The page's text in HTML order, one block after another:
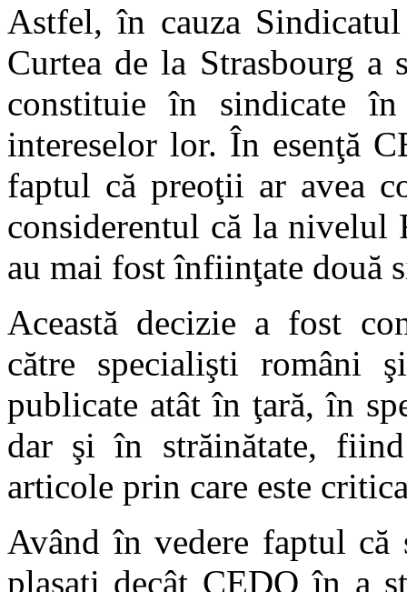
Astfel, în cauza
Curtea de la Strasbourg a
constituie în sindicate
intereselor lor. În esenţă
faptul că preoţii ar avea
considerentul că la nivelul
au mai fost înfiinţate două
Această decizie a fost
către specialişti români
publicate atât în ţară, în
dar şi în străinătate,
articole prin care este
Având în vedere faptul
plasaţi decât CEDO în a